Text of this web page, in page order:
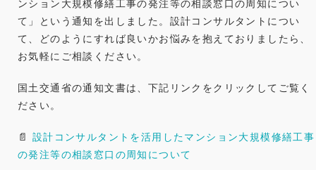
交
通
省
住
局
通
知
ンション大規模修繕工事の発注等の相談窓口の周知につい
て」という通知を出しました。設計コンサルタントについ
て、どのようにすれば良いかお悩みを抱えておりましたら、
お気軽にご相談ください。
国土交通省の通知文書は、下記リンクをクリックしてご覧く
ださい。
📄 設計コンサルタントを活用したマンション大規模修繕工事
の発注等の相談窓口の周知について